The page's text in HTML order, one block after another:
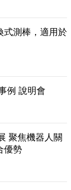
式測棒，適用於
例 說明會
聚焦機器人關
優勢